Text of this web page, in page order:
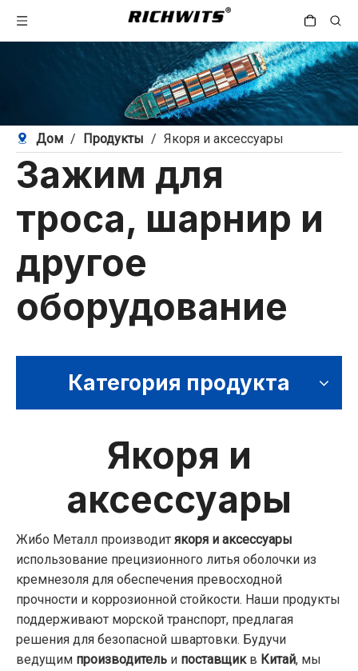
Дом / Продукты / Якоря и аксессуары
Зажим для
троса, шарнир и
другое
оборудование
Категория продукта
Якоря и
аксессуары
Жибо Металл производит якоря и аксессуары
использование прецизионного литья оболочки из
кремнезоля для обеспечения превосходной
прочности и коррозионной стойкости. Наши продукты
поддерживают морской транспорт, предлагая
решения для безопасной швартовки. Будучи
ведущим производитель и поставщикв Китай, мы